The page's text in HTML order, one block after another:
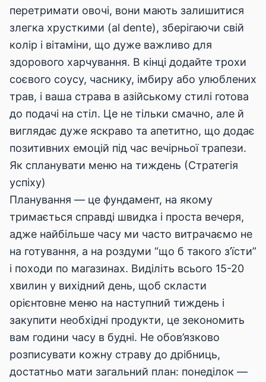
перетримати овочі, вони мають залишитися
злегка хрусткими (al dente), зберігаючи свій
колір і вітаміни, що дуже важливо для
здорового харчування. В кінці додайте трохи
соєвого соусу, часнику, імбиру або улюблених
трав, і ваша страва в азійському стилі готова
до подачі на стіл. Це не тільки смачно, але й
виглядає дуже яскраво та апетитно, що додає
позитивних емоцій під час вечірньої трапези.
Як спланувати меню на тиждень (Стратегія
успіху)
Планування — це фундамент, на якому
тримається справді швидка і проста вечеря,
адже найбільше часу ми часто витрачаємо не
на готування, а на роздуми “що б такого з’їсти”
і походи по магазинах. Виділіть всього 15-20
хвилин у вихідний день, щоб скласти
орієнтовне меню на наступний тиждень і
закупити необхідні продукти, це зекономить
вам години часу в будні. Не обов’язково
розписувати кожну страву до дрібниць,
достатньо мати загальний план: понеділок —